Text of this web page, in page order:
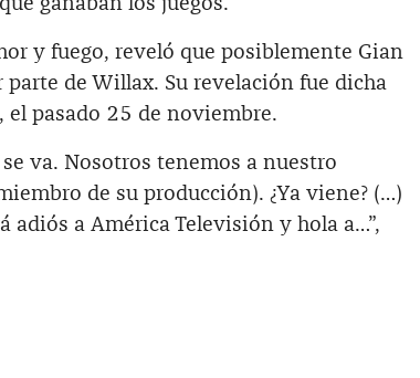
y fuego, reveló que posiblemente Gian
parte de Willax. Su revelación fue dicha
el pasado 25 de noviembre.
va. Nosotros tenemos a nuestro
de su producción). ¿Ya viene? (…)
adiós a América Televisión y hola a…”,